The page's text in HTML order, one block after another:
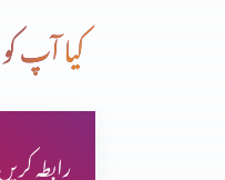
یسوع
کیا آپ
+27-73-345-1040 رابطہ